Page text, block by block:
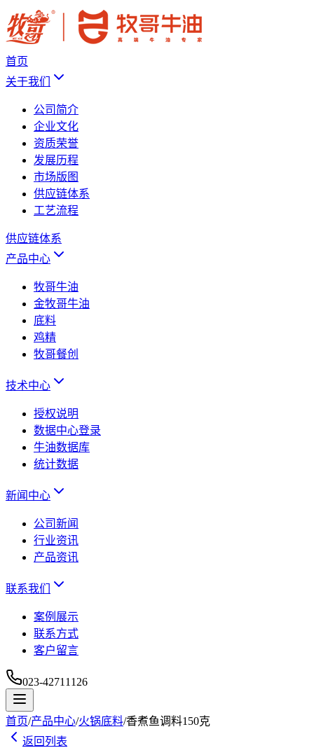
首页
关于我们
公司简介
企业文化
资质荣誉
发展历程
市场版图
供应链体系
工艺流程
供应链体系
产品中心
牧哥牛油
金牧哥牛油
底料
鸡精
牧哥餐创
技术中心
授权说明
数据中心登录
牛油数据库
统计数据
新闻中心
公司新闻
行业资讯
产品资讯
联系我们
案例展示
联系方式
客户留言
023-42711126
首页/产品中心/火锅底料/香煮鱼调料150克
返回列表